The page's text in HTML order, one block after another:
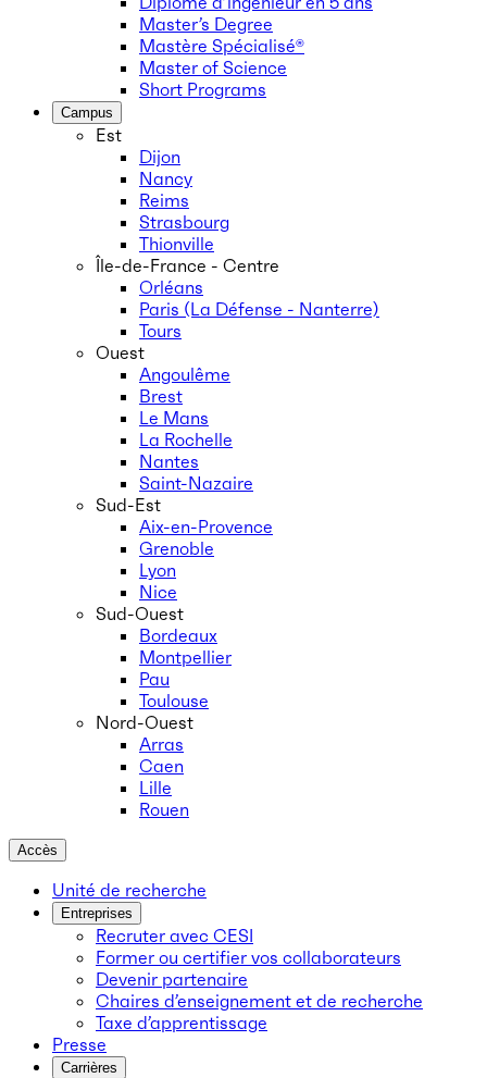
Master’s Degree
Mastère Spécialisé®
Master of Science
Short Programs
Campus
Est
Dijon
Nancy
Reims
Strasbourg
Thionville
Île-de-France - Centre
Orléans
Paris (La Défense - Nanterre)
Tours
Ouest
Angoulême
Brest
Le Mans
La Rochelle
Nantes
Saint-Nazaire
Sud-Est
Aix-en-Provence
Grenoble
Lyon
Nice
Sud-Ouest
Bordeaux
Montpellier
Pau
Toulouse
Nord-Ouest
Arras
Caen
Lille
Rouen
Accès
Unité de recherche
Entreprises
Recruter avec CESI
Former ou certifier vos collaborateurs
Devenir partenaire
Chaires d’enseignement et de recherche
Taxe d’apprentissage
Presse
Carrières